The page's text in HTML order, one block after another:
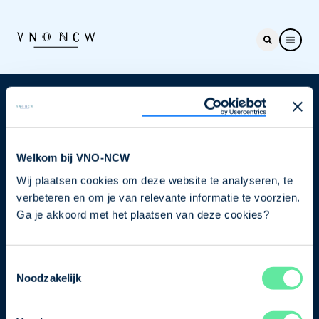
Welkom bij VNO-NCW
Wij plaatsen cookies om deze website te analyseren, te
verbeteren en om je van relevante informatie te voorzien.
Ga je akkoord met het plaatsen van deze cookies?
Noodzakelijk
Nieuwsbrief
je nu in voor de VNO-NCW nieuwsbrief.
Schrijf je in
Direct naar
Ons verhaal